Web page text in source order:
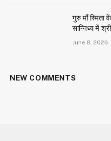
गुरु माँ स्मिता
सान्निध्य में
June 8, 2026
NEW COMMENTS